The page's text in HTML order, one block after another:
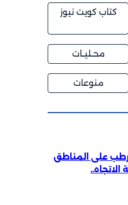
كتاب كويت نيوز
محــليــات
منوعات
على المناطق
الاتجاه..